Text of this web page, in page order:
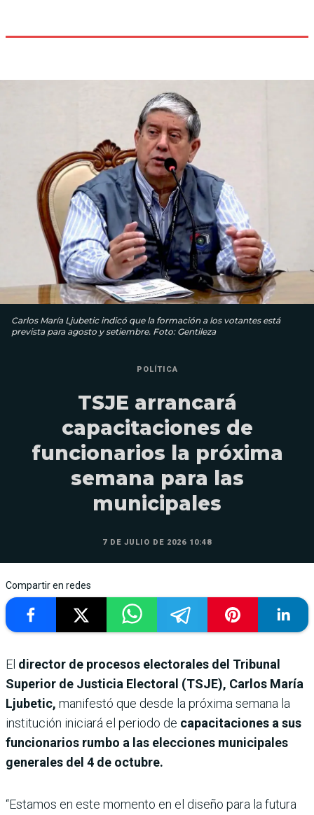
Carlos María Ljubetic indicó que la formación a los votantes está
prevista para agosto y setiembre. Foto: Gentileza
POLÍTICA
TSJE arrancará
capacitaciones de
funcionarios la próxima
semana para las
municipales
7 DE JULIO DE 2026 10:48
Compartir en redes
El director de procesos electorales del Tribunal
Superior de Justicia Electoral (TSJE), Carlos María
Ljubetic, manifestó que desde la próxima semana la
institución iniciará el periodo de capacitaciones a sus
funcionarios rumbo a las elecciones municipales
generales del 4 de octubre.
“Estamos en este momento en el diseño para la futura